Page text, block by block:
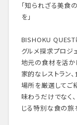
「知られざる美食
を」
BISHOKU QUEST
グルメ探求プロジ
地元の食材を活か
家的なレストラン
場所を厳選してご
味わうだけでなく
じる特別な食の旅